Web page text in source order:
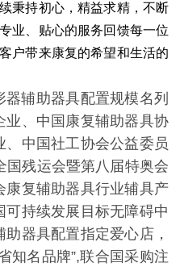
秉持初心，精益求精，不断
业、贴心的服务回馈每一位
户带来康复的希望和生活的
辅助器具配置规模名列
业、中国康复辅助器具协
中国社工协会公益委员
国残运会暨第八届特奥会
康复辅助器具行业辅具产
持续发展目标无障碍中
器具配置指定爱心店，
知名品牌”,联合国采购注